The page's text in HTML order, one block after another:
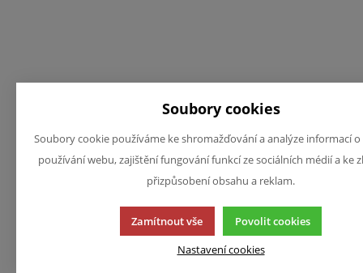
Soubory cookies
Soubory cookie používáme ke shromažďování a analýze informací
používání webu, zajištění fungování funkcí ze sociálních médií a ke
přizpůsobení obsahu a reklam.
Zamítnout vše Povolit cookies
Nastavení cookies